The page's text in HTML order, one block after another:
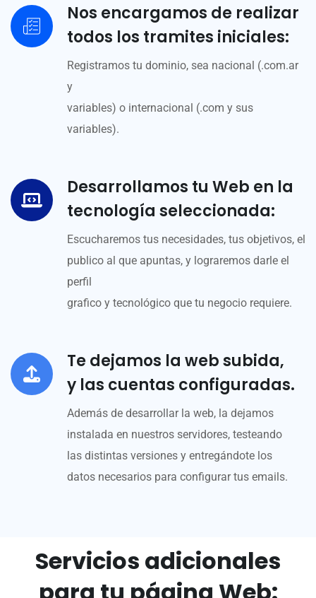
Nos encargamos de realizar
todos los tramites iniciales:
Registramos tu dominio, sea nacional (.com.ar
y
variables) o internacional (.com y sus
variables).
Desarrollamos tu Web en la
tecnología seleccionada:
Escucharemos tus necesidades, tus objetivos, el
publico al que apuntas, y lograremos darle el
perfil
grafico y tecnológico que tu negocio requiere.
Te dejamos la web subida,
y las cuentas configuradas.
Además de desarrollar la web, la dejamos
instalada en nuestros servidores, testeando
las distintas versiones y entregándote los
datos necesarios para configurar tus emails.
Servicios adicionales